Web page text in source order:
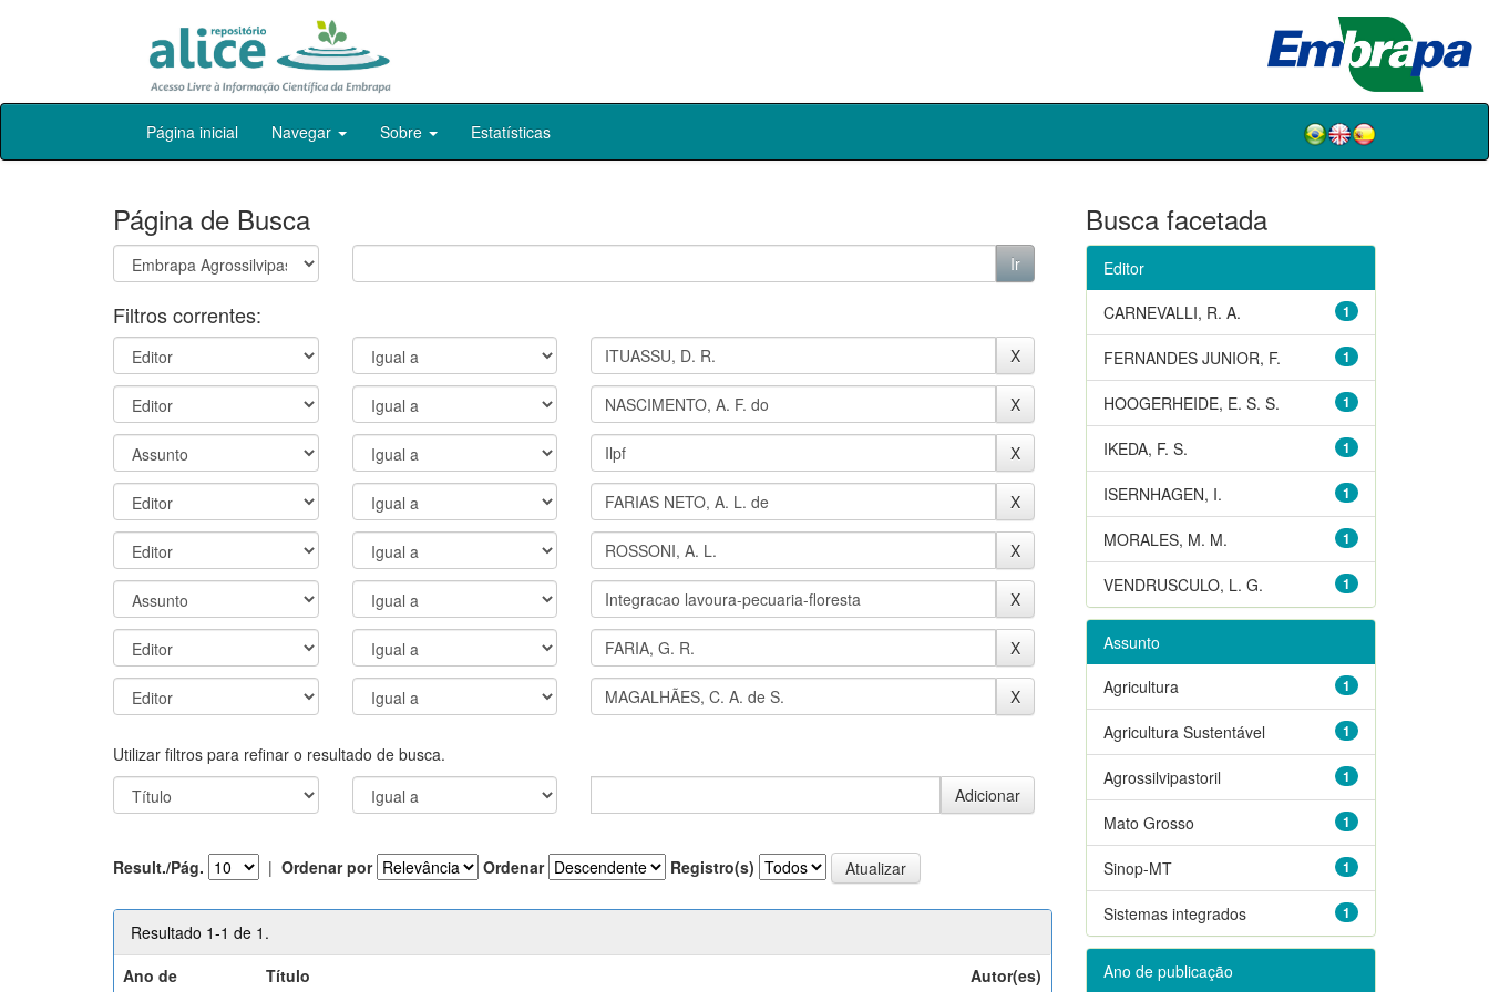
Skip
Página inicial Navegar Sobre Estatísticas
Página de Busca
Filtros correntes:
Utilizar filtros para refinar o resultado de busca.
Result./Pág. | Ordenar por Ordenar Registro(s)
Resultado 1-1 de 1.
Ano de
Título Autor(es)
Busca facetada
Editor
1
CARNEVALLI, R. A.
1
FERNANDES JUNIOR, F.
1
HOOGERHEIDE, E. S. S.
1
IKEDA, F. S.
1
ISERNHAGEN, I.
1
MORALES, M. M.
1
VENDRUSCULO, L. G.
Assunto
1
Agricultura
1
Agricultura Sustentável
1
Agrossilvipastoril
1
Mato Grosso
1
Sinop-MT
1
Sistemas integrados
Ano de publicação